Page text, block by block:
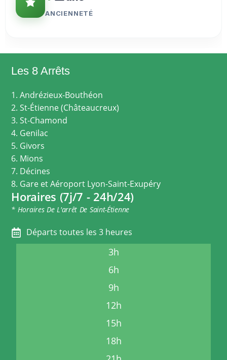
ANCIENNETÉ
Les 8 Arrêts
1. Andrézieux-Bouthéon
2. St-Étienne (Châteaucreux)
3. St-Chamond
4. Genilac
5. Givors
6. Mions
7. Décines
8. Gare et Aéroport Lyon-Saint-Exupéry
Horaires (7j/7 - 24h/24)
* Horaires De L'arrêt De Saint-Étienne
Départs toutes les 3 heures
3h
6h
9h
12h
15h
18h